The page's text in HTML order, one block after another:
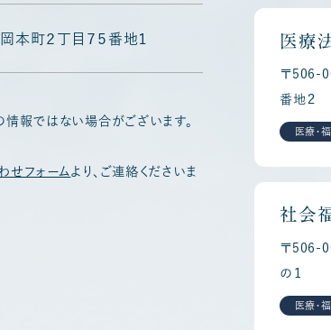
町２丁目７５番地１
報ではない場合がございます。
せフォーム より、ご連絡くださいま
医療
〒506-
番地２
医療・
社会
〒506-
の１
医療・